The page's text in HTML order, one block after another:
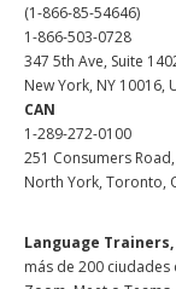
(1-866-85-54646)
1-866-503-0728
347 5th Ave, Suite
New York, NY 10016,
CAN
1-289-272-0100
251 Consumers
North York, Toronto,
Language Trainers,
más de 200 ciudades